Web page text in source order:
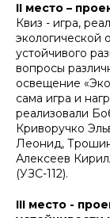
II место –
Квиз - игра,
экологической
устойчивого
вопросы
освещение
сама игра и
реализовали
Криворучко
Леонид,
Алексеев
(УЗС-112).
III место -